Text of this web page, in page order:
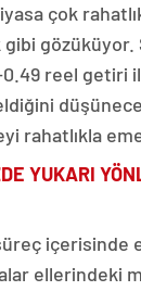
çok
gözüküyor.
reel getiri
rahatlıkla
YUKARI
içerisinde
ellerindeki